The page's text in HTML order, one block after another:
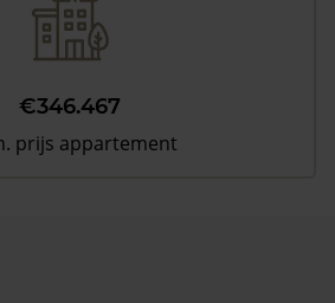
€346.467
prijs appartement